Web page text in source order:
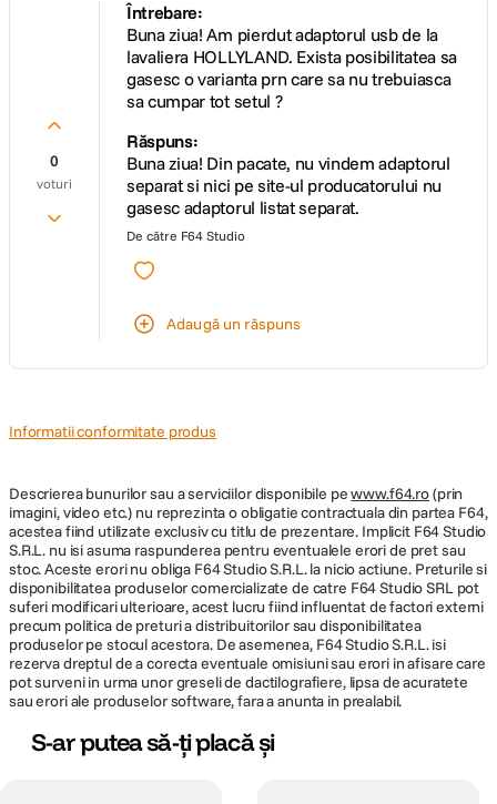
0
voturi
Întrebare:
Buna ziua! Am pierdut adaptorul usb de la
lavaliera HOLLYLAND. Exista posibilitatea sa
gasesc o varianta prn care sa nu trebuiasca
sa cumpar tot setul ?
Răspuns:
Buna ziua! Din pacate, nu vindem adaptorul
separat si nici pe site-ul producatorului nu
gasesc adaptorul listat separat.
De către F64 Studio
Adaugă un răspuns
Informatii conformitate produs
Descrierea bunurilor sau a serviciilor disponibile pewww.f64.ro(prin
imagini, video etc.) nu reprezinta o obligatie contractuala din partea F64,
acestea fiind utilizate exclusiv cu titlu de prezentare. Implicit F64 Studio
S.R.L. nu isi asuma raspunderea pentru eventualele erori de pret sau
stoc. Aceste erori nu obliga F64 Studio S.R.L. la nicio actiune. Preturile si
disponibilitatea produselor comercializate de catre F64 Studio SRL pot
suferi modificari ulterioare, acest lucru fiind influentat de factori externi
precum politica de preturi a distribuitorilor sau disponibilitatea
produselor pe stocul acestora. De asemenea, F64 Studio S.R.L. isi
rezerva dreptul de a corecta eventuale omisiuni sau erori in afisare care
pot surveni in urma unor greseli de dactilografiere, lipsa de acuratete
sau erori ale produselor software, fara a anunta in prealabil.
S-ar putea să-ți placă și